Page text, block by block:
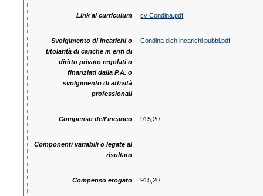
Link al curriculum cv Condina.pdf
Svolgimento di incarichi o
titolarità di cariche in enti di
diritto privato regolati o
finanziati dalla P.A. o
svolgimento di attività
professionali
Còndina dich incarichi pubbl.pdf
Compenso dell'incarico 915,20
Componenti variabili o legate al
risultato
Compenso erogato 915,20